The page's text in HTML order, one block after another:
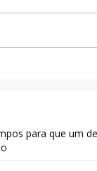
para que um